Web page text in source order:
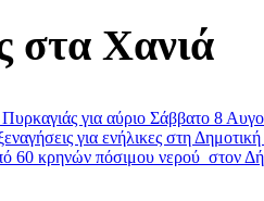
στα Χανιά
για αύριο Σάββατο 8
για ενήλικες στη
60 κρηνών πόσιμου νερού στον